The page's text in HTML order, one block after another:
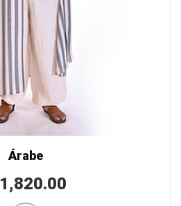
Árabe
1,820.00